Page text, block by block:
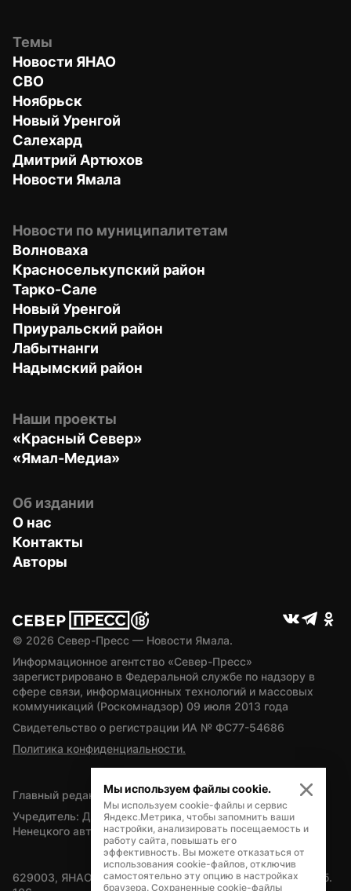
Темы
Новости ЯНАО
СВО
Ноябрьск
Новый Уренгой
Салехард
Дмитрий Артюхов
Новости Ямала
Новости по муниципалитетам
Волноваха
Красноселькупский район
Тарко-Сале
Новый Уренгой
Приуральский район
Лабытнанги
Надымский район
Наши проекты
«Красный Север»
«Ямал-Медиа»
Об издании
О нас
Контакты
Авторы
© 2026 Север-Пресс — Новости Ямала.
Информационное агентство «Север-Пресс»
зарегистрировано в Федеральной службе по надзору в
сфере связи, информационных технологий и массовых
коммуникаций (Роскомнадзор) 09 июля 2013 года
Свидетельство о регистрации ИА № ФС77-54686
Политика конфиденциальности.
Главный редактор — А.Л. Поздеев
Учредитель: Департамент внутренней политики Ямало-
Ненецкого автономного округа
629003, ЯНАО, Салехард, мкр. Богдана Кнунянца, д.1, каб.
Мы используем файлы cookie.
Мы используем cookie-файлы и сервис
Яндекс.Метрика, чтобы запомнить ваши
настройки, анализировать посещаемость и
работу сайта, повышать его
эффективность. Вы можете отказаться от
использования cookie-файлов, отключив
самостоятельно эту опцию в настройках
браузера. Сохраненные cookie-файлы